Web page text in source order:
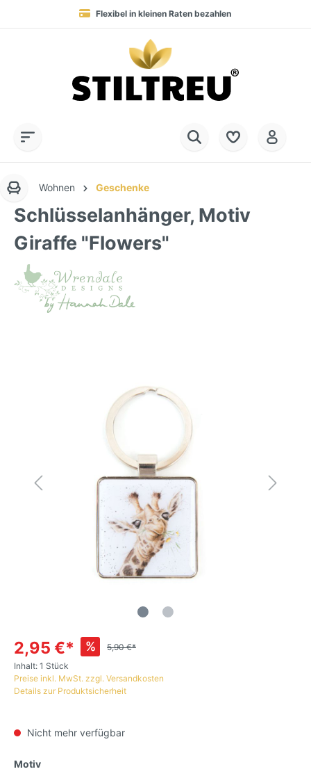
Flexibel in kleinen Raten bezahlen
Blitzversand in 1-3 Werktagen nach DE, AT & NL
+49 (0) 28 32 - 408 990 0
Dauerhaft hohe Warenverfügbarkeit
SSL-verschlüsselt online einkaufen
Wohnen Geschenke
Schlüsselanhänger, Motiv
Giraffe "Flowers"
2,95 €* %
5,90 €*
Inhalt: 1 Stück
Preise inkl. MwSt. zzgl. Versandkosten
Details zur Produktsicherheit
Nicht mehr verfügbar
Motiv